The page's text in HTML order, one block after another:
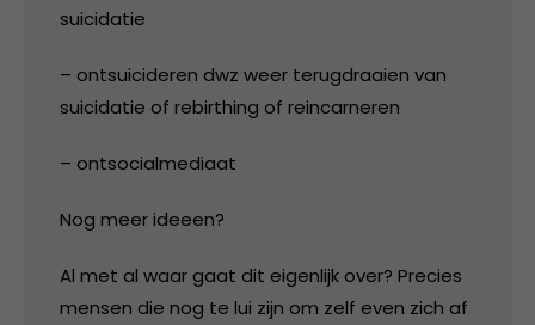
suicidatie
– ontsuicideren dwz weer terugdraaien van
suicidatie of rebirthing of reincarneren
– ontsocialmediaat
Nog meer ideeen?
Al met al waar gaat dit eigenlijk over? Precies
mensen die nog te lui zijn om zelf even zich af